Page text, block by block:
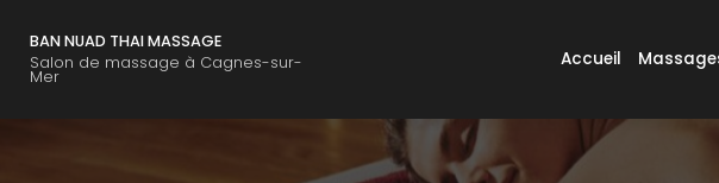
contenu
principal
BAN NUAD THAI MASSAGE
Salon de massage à Cagnes-sur-
Mer
Accueil